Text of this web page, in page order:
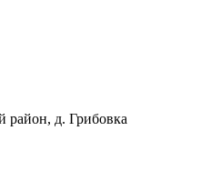
район, д. Грибовка